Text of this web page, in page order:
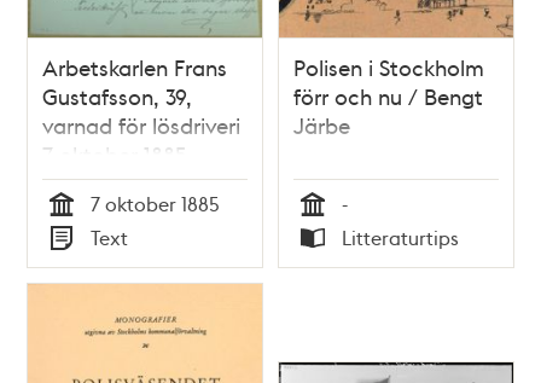
Arbetskarlen Frans
Gustafsson, 39,
varnad för lösdriveri
7 oktober 1885 -
polisförhör
Tid
7 oktober 1885
Typ
Text
Polisen i Stockholm
förr och nu / Bengt
Järbe
Tid
-
Typ
Litteraturtips